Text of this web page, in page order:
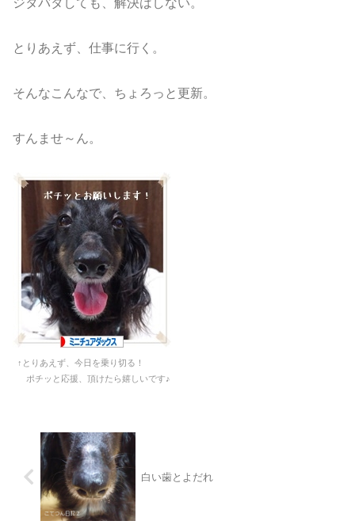
ジタバタしても、解決はしない。
とりあえず、仕事に行く。
そんなこんなで、ちょろっと更新。
すんませ～ん。
↑とりあえず、今日を乗り切る！
ポチッと応援、頂けたら嬉しいです♪
白い歯とよだれ